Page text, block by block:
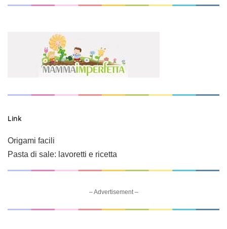
Link
Origami facili
Pasta di sale: lavoretti e ricetta
– Advertisement –